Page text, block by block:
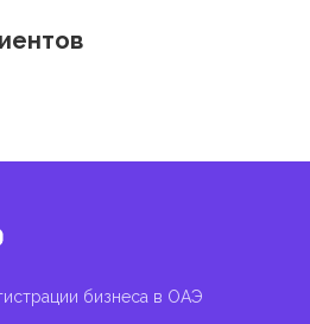
бизнеса в ОАЭ